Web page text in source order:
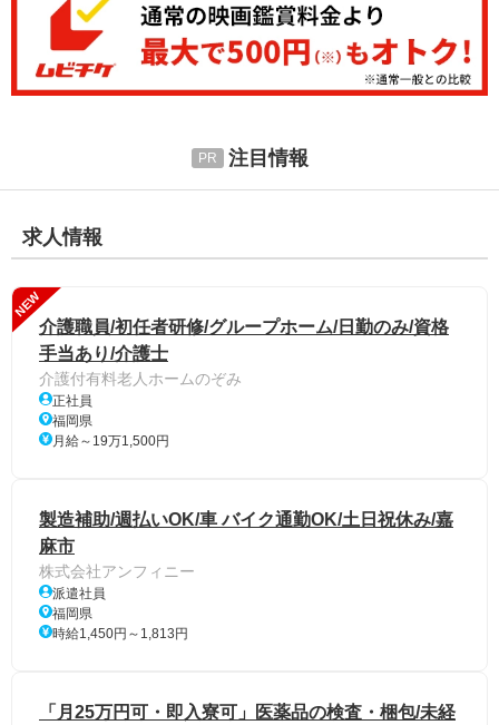
注目情報
求人情報
NEW
介護職員/初任者研修/グループホーム/日勤のみ/資格
手当あり/介護士
介護付有料老人ホームのぞみ
正社員
福岡県
月給～19万1,500円
製造補助/週払いOK/車 バイク通勤OK/土日祝休み/嘉
麻市
株式会社アンフィニー
派遣社員
福岡県
時給1,450円～1,813円
「月25万円可・即入寮可」医薬品の検査・梱包/未経